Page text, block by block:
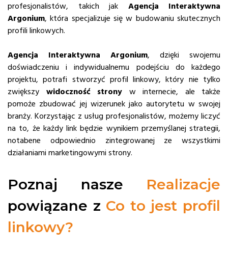
profesjonalistów, takich jak Agencja Interaktywna
Argonium, która specjalizuje się w budowaniu skutecznych
profili linkowych.
Agencja Interaktywna Argonium, dzięki swojemu
doświadczeniu i indywidualnemu podejściu do każdego
projektu, potrafi stworzyć profil linkowy, który nie tylko
zwiększy widoczność strony w internecie, ale także
pomoże zbudować jej wizerunek jako autorytetu w swojej
branży. Korzystając z usług profesjonalistów, możemy liczyć
na to, że każdy link będzie wynikiem przemyślanej strategii,
notabene odpowiednio zintegrowanej ze wszystkimi
działaniami marketingowymi strony.
Poznaj nasze Realizacje
powiązane z Co to jest profil
linkowy?